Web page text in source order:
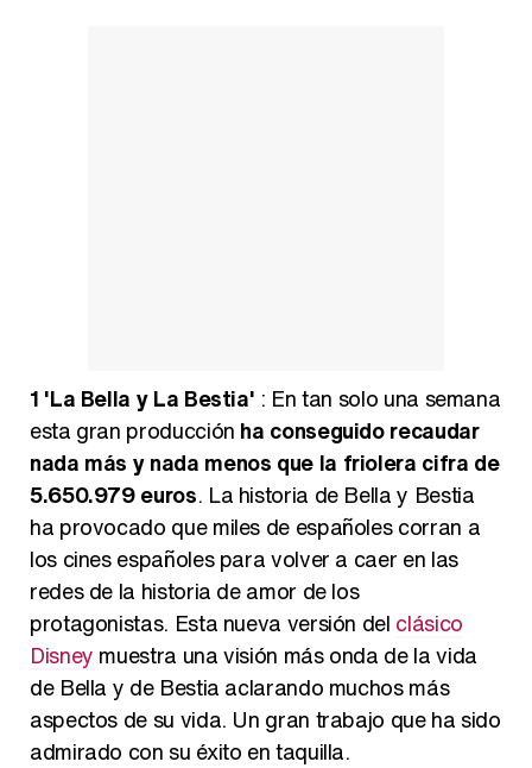
1 'La Bella y La Bestia' : En tan solo una semana
esta gran producción ha conseguido recaudar
nada más y nada menos que la friolera cifra de
5.650.979 euros. La historia de Bella y Bestia
ha provocado que miles de españoles corran a
los cines españoles para volver a caer en las
redes de la historia de amor de los
protagonistas. Esta nueva versión del clásico
Disney muestra una visión más onda de la vida
de Bella y de Bestia aclarando muchos más
aspectos de su vida. Un gran trabajo que ha sido
admirado con su éxito en taquilla.